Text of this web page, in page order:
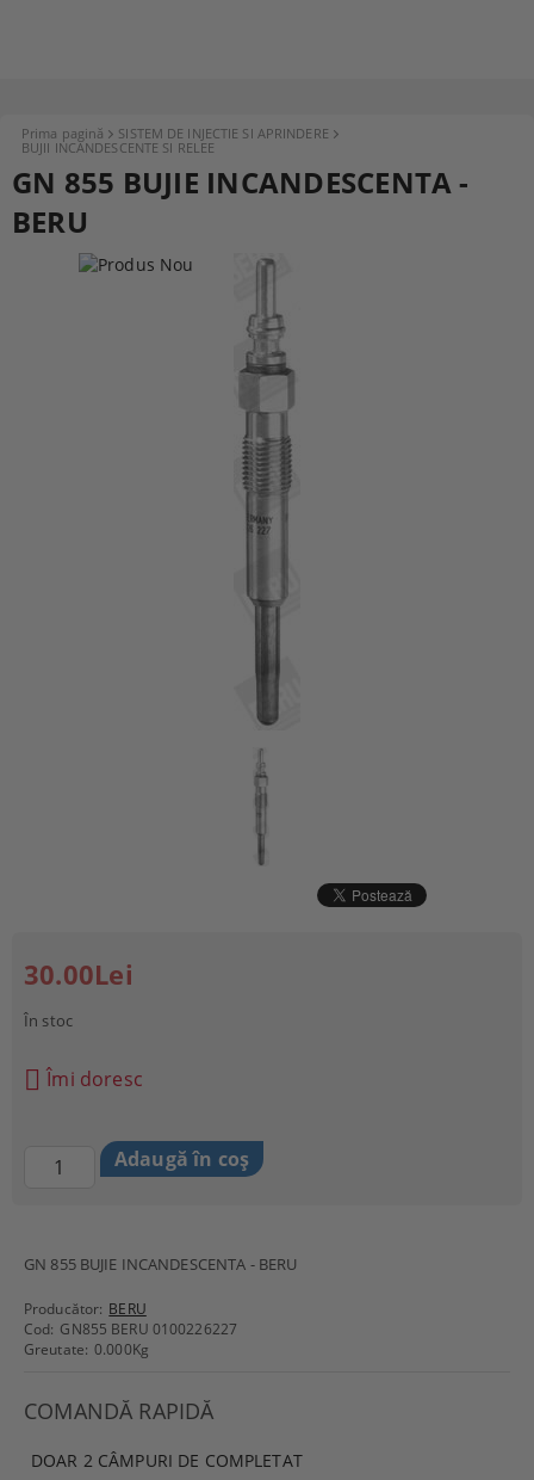
Prima pagină
SISTEM DE INJECTIE SI APRINDERE
BUJII INCANDESCENTE SI RELEE
GN 855 BUJIE INCANDESCENTA -
BERU
GN 855 BUJIE INCANDESCENTA - BERU
Producător: BERU
Cod: GN855 BERU 0100226227
Greutate: 0.000Kg
COMANDĂ RAPIDĂ
DOAR 2 CÂMPURI DE COMPLETAT
30.00Lei
În stoc
Îmi doresc